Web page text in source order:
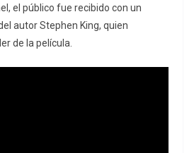
el público fue recibido con un
autor Stephen King, quien
de la película.